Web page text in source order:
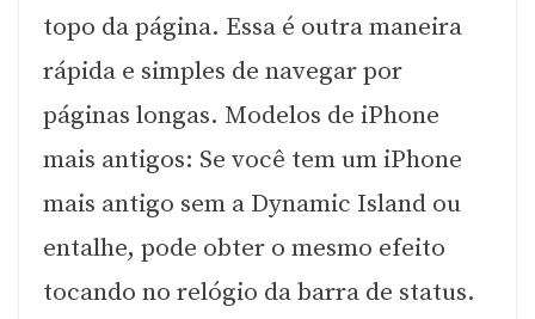
topo da página. Essa é outra maneira
rápida e simples de navegar por
páginas longas. Modelos de iPhone
mais antigos: Se você tem um iPhone
mais antigo sem a Dynamic Island ou
entalhe, pode obter o mesmo efeito
tocando no relógio da barra de status.